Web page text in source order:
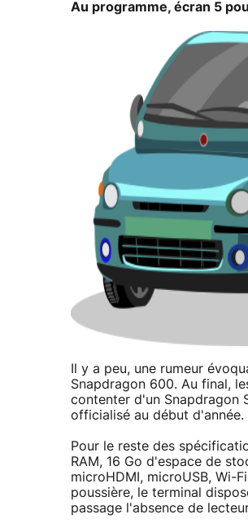
Au programme, écran 5
Il y a peu, une rumeur
Snapdragon 600. Au final,
contenter d'un Snapdragon
officialisé au début d'année.
Pour le reste des
RAM, 16 Go d'espace de
microHDMI, microUSB, Wi-
poussière, le terminal
passage l'absence de